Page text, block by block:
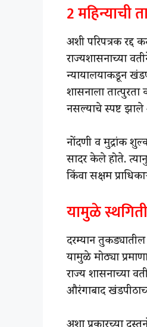
2 महिन्याची
अशी परिपत्रक रद्द
राज्यशासनाच्या
न्यायालयाकडून
शासनाला
नसल्याचे स्पष्ट
नोंदणी व मुद्रांक
सादर केले होते.
किंवा सक्षम
यामुळे
दरम्यान
यामुळे मोठ्या
राज्य शासनाच्या
औरंगाबाद